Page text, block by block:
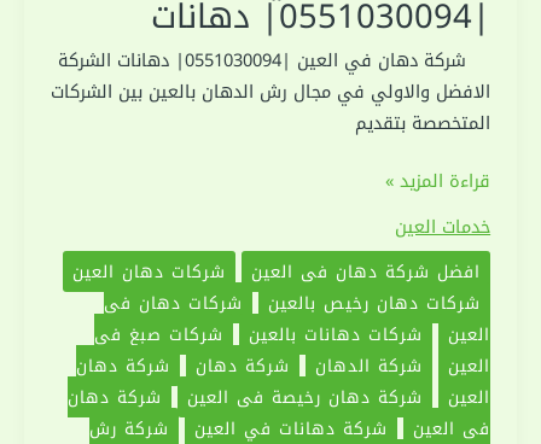
|0551030094| دهانات
شركة دهان في العين |0551030094| دهانات الشركة
الافضل والاولي في مجال رش الدهان بالعين بين الشركات
المتخصصة بتقديم
شركة
دهان
في
العين
|0551030094|
دهانات
قراءة المزيد »
خدمات العين
افضل شركة دهان في العين
‏شركات دهان العين
شركات دهان رخيص بالعين
شركات دهان في
العين
شركات دهانات بالعين
شركات صبغ في
العين
شركة الدهان شركة دهان
‏شركة دهان
العين
شركة دهان رخيصة في العين
شركة دهان
في العين
شركة دهانات في العين شركة رش